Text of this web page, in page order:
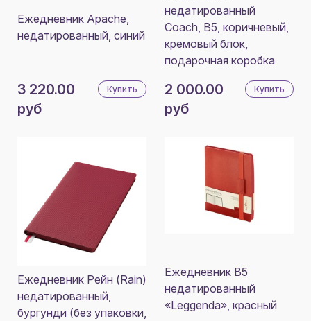
Ежедневник Apache,
недатированный, синий
3 220.00
руб
Купить
недатированный
Coach, B5, коричневый,
кремовый блок,
подарочная коробка
2 000.00
руб
Купить
Ежедневник Рейн (Rain)
недатированный,
бургунди (без упаковки,
Ежедневник В5
недатированный
«Leggenda», красный